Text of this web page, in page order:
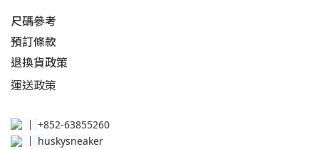
尺碼參考
預訂條款
退換貨政策​
運送政策​
│ +852-63855260
huskysneaker